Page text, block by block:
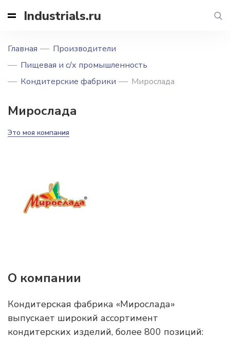
Industrials.ru
Главная
Производители
Пищевая и с/х промышленность
Кондитерские фабрики
Мирослада
Мирослада
Это моя компания
О компании
Кондитерская фабрика «Мирослада»
выпускает широкий ассортимент
кондитерских изделий, более 800 позиций: